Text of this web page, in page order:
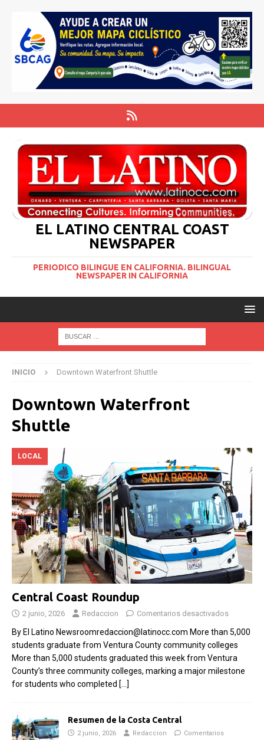
EL LATINO CENTRAL COAST
NEWSPAPER
PERIODICO BILINGUE EN CALIFORNIA. BILINGUAL
NEWSPAPER IN CALIFORNIA
INICIO Downtown Waterfront Shuttle
Downtown Waterfront
Shuttle
LOCAL
Central Coast Roundup
2 junio, 2026 Redaccion Comentarios desactivados
By El Latino Newsroomredaccion@latinocc.com More than 5,000
students graduate from Ventura County community colleges
More than 5,000 students graduated this week from Ventura
County’s three community colleges, marking a major milestone
for students who completed […]
Resumen de la Costa Central
2 junio, 2026 Redaccion
Comentarios